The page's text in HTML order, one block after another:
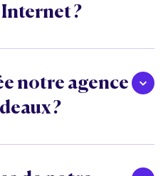
?
notre agence
?